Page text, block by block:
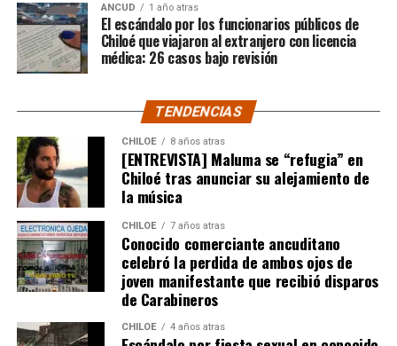
Pero, volviendo al principio, damos curso a una solicitud
imposible de especificar con exactitud pero que un
simple chequeo de los ánimos de la gente, se puede ver
como un anhelo mayúsculo el hecho de que esos casi
$200 millones sean destinados para Dante Jara, el
pequeño de año y medio cuyo padecimiento es el mismo
de Tomás Ross y, por si fuera poco, su padre, Fernando,
emprendió una caminata de Arica a Santiago para
conseguir tal fin. Entonces, ¿quién mejor que Camila
Gómez para ponerse en el lugar de quien comparte su
misma realidad, el Duchenne, salvando las “pequeñas
grandes” diferencias?
Voces al unísono se escuchan y se repiten en redes
sociales, el pedido de donar ese excedente al Dante Jara
resuena desde todo Chiloé, cuna del apoyo recibido por
ANCUD 1 año atras
El escándalo por los funcionarios públicos de
Chiloé que viajaron al extranjero con licencia
médica: 26 casos bajo revisión
TENDENCIAS
CHILOE 8 años atras
[ENTREVISTA] Maluma se “refugia” en
Chiloé tras anunciar su alejamiento de
la música
CHILOE 7 años atras
Conocido comerciante ancuditano
celebró la perdida de ambos ojos de
joven manifestante que recibió disparos
de Carabineros
CHILOE 4 años atras